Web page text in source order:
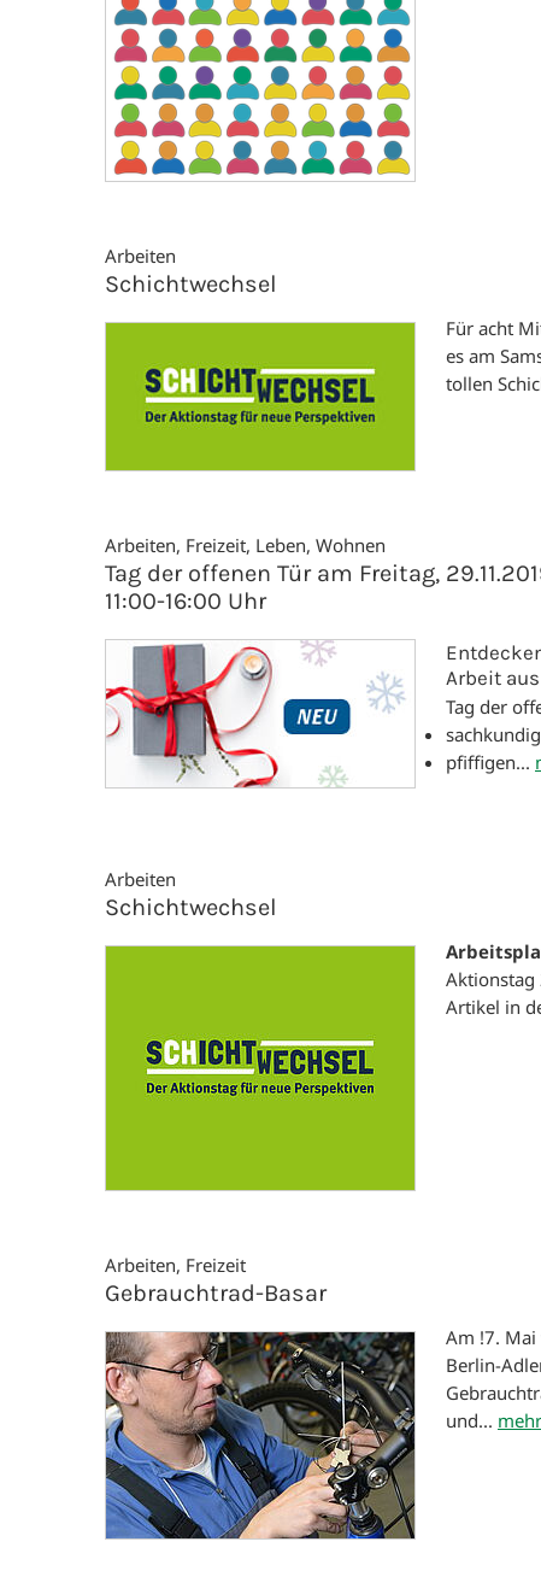
Arbeiten
Schichtwechsel
Für acht
es am
tollen
Arbeiten, Freizeit, Leben, Wohnen
Tag der offenen Tür am Freitag,
11:00-16:00 Uhr
Arbeit
Tag der
pfiffigen...
Arbeiten
Schichtwechsel
Aktionstag
Artikel in
Arbeiten, Freizeit
Gebrauchtrad-Basar
Am !7.
Berlin-
und...